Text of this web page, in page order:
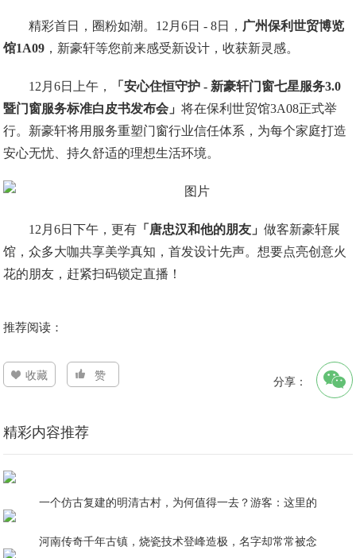
精彩首日，圈粉如潮。12月6日 - 8日， 广州保利世贸博览
馆1A09 ，新豪轩等您前来感受新设计，收获新灵感。
12月6日上午，
「安心住恒守护 - 新豪轩门窗七星服务3.0
暨门窗服务标准白皮书发布会」将在保利世贸馆3A08正式举
行。新豪轩将用服务重塑门窗行业信任体系，为每个家庭打造
安心无忧、持久舒适的理想生活环境。
12月6日下午，更有 「唐忠汉和他的朋友」做客新豪轩展
馆，众多大咖共享美学真知，首发设计先声。想要点亮创意火
花的朋友，赶紧扫码锁定直播！
推荐阅读：
收藏 赞 分享：
精彩内容推荐
一个仿古复建的明清古村，为何值得一去？游客：这里的
河南传奇千年古镇，烧瓷技术登峰造极，名字却常常被念